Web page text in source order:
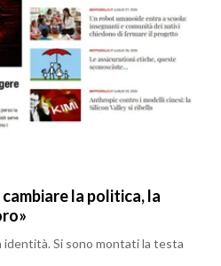
la politica, la
identità. Si sono montati la testa